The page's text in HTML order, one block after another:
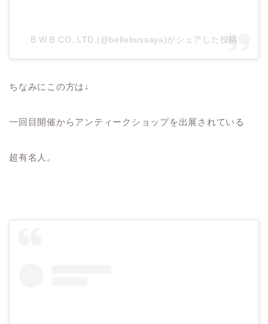
B.W.B CO.,LTD.(@bellebussaya)がシェアした投稿
ちなみにこの方は↓
一回目開催からアンティークショップを出展されている
超有名人。